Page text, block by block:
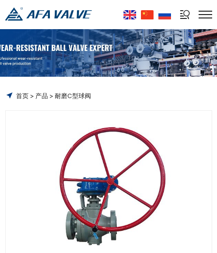
Select Language
首页 产品 耐磨C型球阀